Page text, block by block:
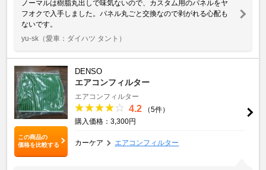
ノーマルは樹脂丸出しで味気ないので、カスタム用のパネルをヤ
フオクで入手しました。パネル丸ごと交換なので剥がれる心配も
ないです。
yu-sk （愛車：ダイハツ タント）
この商品の
価格を比較する
DENSO
エアコンフィルター
エアコンフィルター
4.2
（5件）
購入価格：3,300円
カーケア エアコンフィルター